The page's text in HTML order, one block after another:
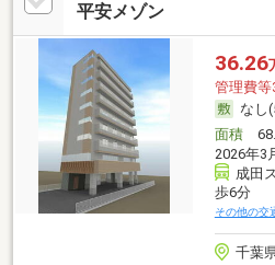
平安メゾン
36.26
管理費等
なし
面積
2026年3
成田
歩6分
その他の交
千葉